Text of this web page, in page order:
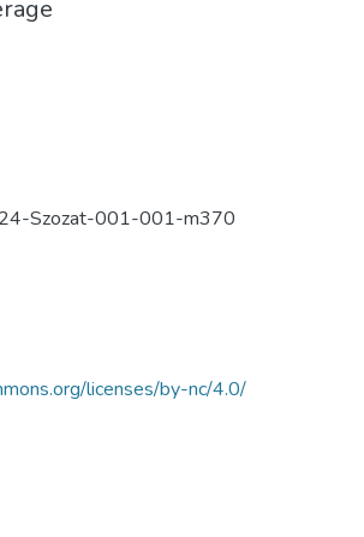
Szozat-001-001-m370
licenses/by-nc/4.0/